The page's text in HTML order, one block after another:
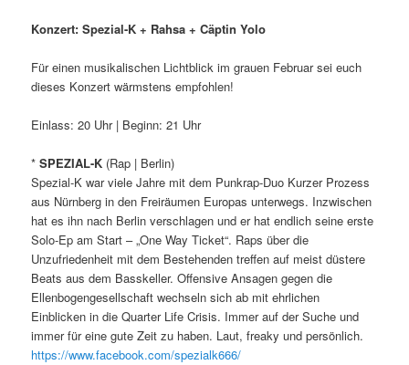
Konzert: Spezial-K + Rahsa + Cäptin Yolo
Für einen musikalischen Lichtblick im grauen Februar sei euch
dieses Konzert wärmstens empfohlen!
Einlass: 20 Uhr | Beginn: 21 Uhr
*SPEZIAL-K (Rap | Berlin)
Spezial-K war viele Jahre mit dem Punkrap-Duo Kurzer Prozess
aus Nürnberg in den Freiräumen Europas unterwegs. Inzwischen
hat es ihn nach Berlin verschlagen und er hat endlich seine erste
Solo-Ep am Start – „One Way Ticket“. Raps über die
Unzufriedenheit mit dem Bestehenden treffen auf meist düstere
Beats aus dem Basskeller. Offensive Ansagen gegen die
Ellenbogengesellschaft wechseln sich ab mit ehrlichen
Einblicken in die Quarter Life Crisis. Immer auf der Suche und
immer für eine gute Zeit zu haben. Laut, freaky und persönlich.
https://www.facebook.com/spezialk666/